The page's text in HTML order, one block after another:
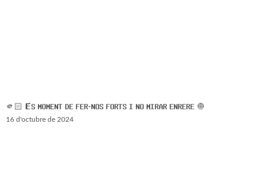
🫵🏻 𝗘́𝗦 𝗠𝗢𝗠𝗘𝗡𝗧 𝗗𝗘 𝗙𝗘𝗥-𝗡𝗢𝗦 𝗙𝗢𝗥𝗧𝗦 𝗜 𝗡𝗢 𝗠𝗜𝗥𝗔𝗥 𝗘𝗡𝗥𝗘𝗥𝗘 🧅
16 d'octubre de 2024